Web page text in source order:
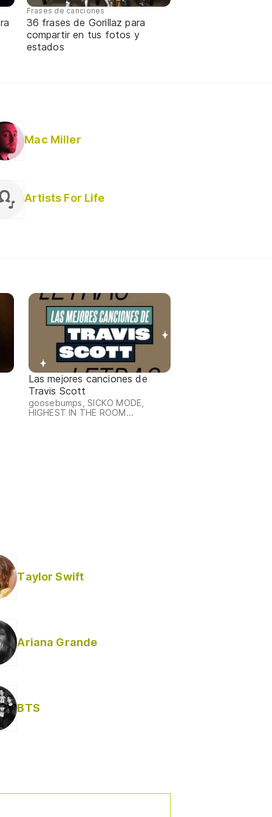
Frases de canciones
36 frases de Gorillaz para
compartir en tus fotos y
estados
Mac Miller
Artists For Life
Las mejores canciones de
Travis Scott
goosebumps, SICKO MODE,
HIGHEST IN THE ROOM...
Taylor Swift
Ariana Grande
BTS